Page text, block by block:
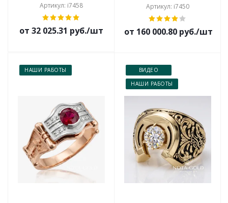
Артикул: i7458
от 32 025.31 руб./шт
Артикул: i7450
от 160 000.80 руб./шт
НАШИ РАБОТЫ
ВИДЕО
НАШИ РАБОТЫ